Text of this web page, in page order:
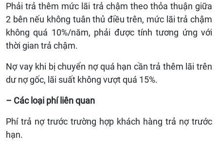
Phải trả thêm mức lãi trả chậm theo thỏa thuận giữa
2 bên nếu không tuân thủ điều trên, mức lãi trả chậm
không quá 10%/năm, phải được tính tương ứng với
thời gian trả chậm.
Nợ vay khi bị chuyển nợ quá hạn cần trả thêm lãi trên
dư nợ gốc, lãi suất không vượt quá 15%.
– Các loại phí liên quan
Phí trả nợ trước trường hợp khách hàng trả nợ trước
hạn.